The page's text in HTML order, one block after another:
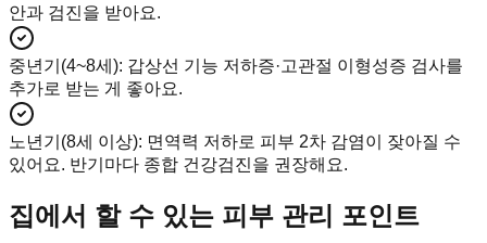
안과 검진을 받아요.
중년기(4~8세): 갑상선 기능 저하증·고관절 이형성증 검사를
추가로 받는 게 좋아요.
노년기(8세 이상): 면역력 저하로 피부 2차 감염이 잦아질 수
있어요. 반기마다 종합 건강검진을 권장해요.
집에서 할 수 있는 피부 관리 포인트